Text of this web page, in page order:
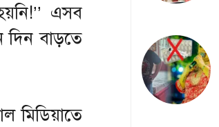
এসব
দিন বাড়তে
মিডিয়াতে